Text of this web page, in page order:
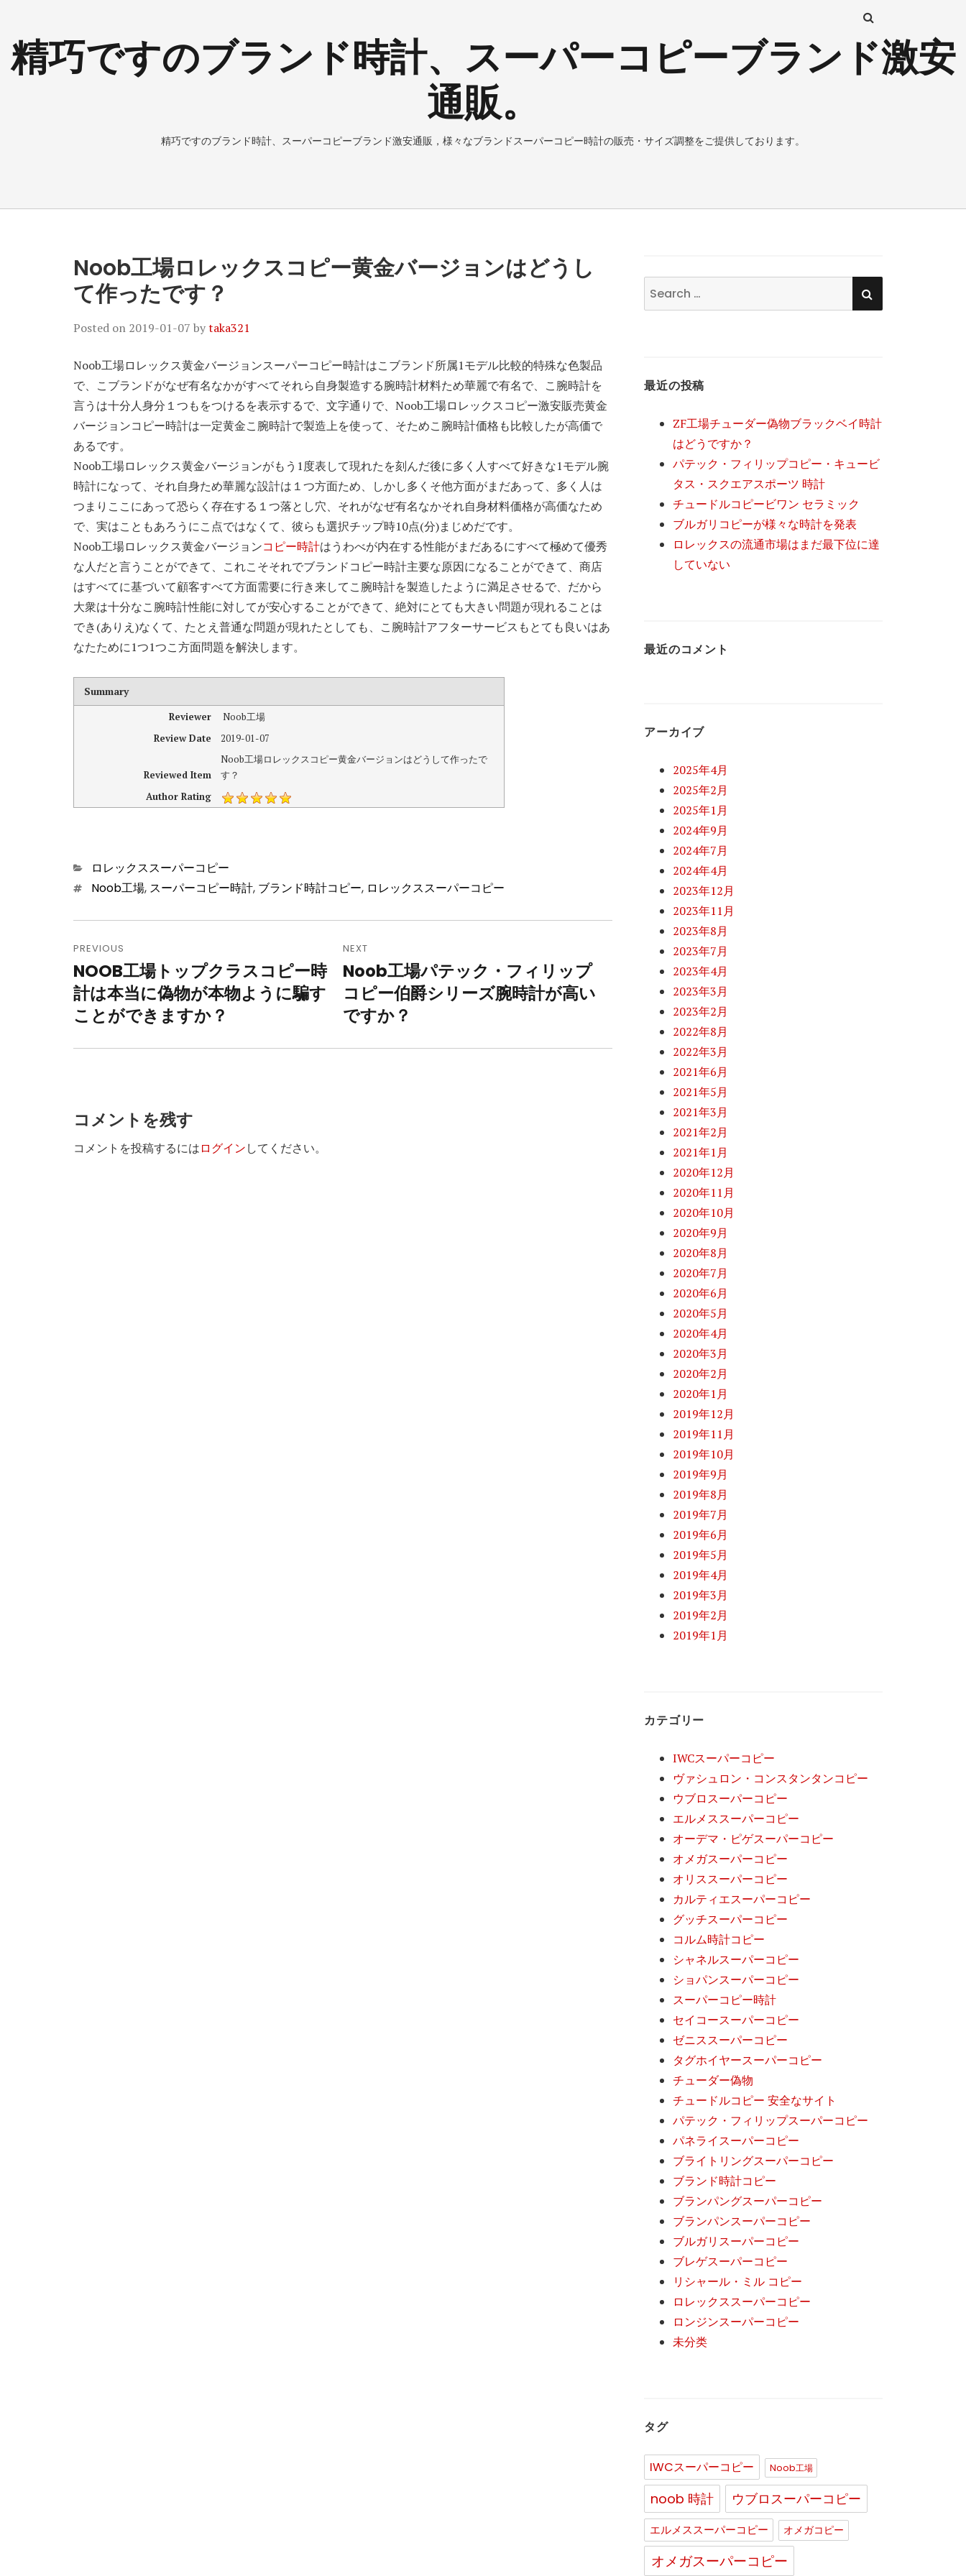
精巧ですのブランド時計、スーパーコピーブランド激安
通販。
精巧ですのブランド時計、スーパーコピーブランド激安通販，様々なブランドスーパーコピー時計の販売・サイズ調整をご提供しております。
Noob工場ロレックスコピー黄金バージョンはどうし
て作ったです？
Posted on 2019-01-07 bytaka321
Noob工場ロレックス黄金バージョンスーパーコピー時計はこブランド所属1モデル比較的特殊な色製品
で、こブランドがなぜ有名なかがすべてそれら自身製造する腕時計材料ため華麗で有名で、こ腕時計を
言うは十分人身分１つもをつけるを表示するで、文字通りで、Noob工場ロレックスコピー激安販売黄金
バージョンコピー時計は一定黄金こ腕時計で製造上を使って、そためこ腕時計価格も比較したが高価で
あるです。
Noob工場ロレックス黄金バージョンがもう1度表して現れたを刻んだ後に多く人すべて好きな1モデル腕
時計になって、それ自身ため華麗な設計は１つ方面ため、しかし多くそ他方面がまだあって、多く人は
つまりここにあって恐らく存在する１つ落とし穴、それがなぜ有名なかそれ自身材料価格が高価なため
で、実はこともあろうにこ点ではなくて、彼らも選択チップ時10点(分)まじめだです。
Noob工場ロレックス黄金バージョンコピー時計はうわべが内在する性能がまだあるにすべて極めて優秀
な人だと言うことができて、これこそそれでブランドコピー時計主要な原因になることができて、商店
はすべてに基づいて顧客すべて方面需要に行き来してこ腕時計を製造したように満足させるで、だから
大衆は十分なこ腕時計性能に対してが安心することができて、絶対にとても大きい問題が現れることは
でき(ありえ)なくて、たとえ普通な問題が現れたとしても、こ腕時計アフターサービスもとても良いはあ
なたために1つ1つこ方面問題を解決します。
Summary
Reviewer
Noob工場
Review Date
2019-01-07
Reviewed Item
Noob工場ロレックスコピー黄金バージョンはどうして作ったで
す？
Author Rating
Categories
ロレックススーパーコピー
TagsNoob工場, スーパーコピー時計, ブランド時計コピー, ロレックススーパーコピー
投
稿
ナ
ビ
ゲ
ョ
ン
PREVIOUS
Previous
post:
NOOB工場トップクラスコピー時
計は本当に偽物が本物ように騙す
ことができますか？
NEXT
Next
post:
Noob工場パテック・フィリップ
コピー伯爵シリーズ腕時計が高い
ですか？
コメントを残す
コメントを投稿するにはログインしてください。
Search
for:
SEARCH
最近の投稿
ZF工場チューダー偽物ブラックベイ時計
はどうですか？
パテック・フィリップコピー・キュービ
タス・スクエアスポーツ 時計
チュードルコピービワン セラミック
ブルガリコピーが様々な時計を発表
ロレックスの流通市場はまだ最下位に達
していない
最近のコメント
アーカイブ
2025年4月
2025年2月
2025年1月
2024年9月
2024年7月
2024年4月
2023年12月
2023年11月
2023年8月
2023年7月
2023年4月
2023年3月
2023年2月
2022年8月
2022年3月
2021年6月
2021年5月
2021年3月
2021年2月
2021年1月
2020年12月
2020年11月
2020年10月
2020年9月
2020年8月
2020年7月
2020年6月
2020年5月
2020年4月
2020年3月
2020年2月
2020年1月
2019年12月
2019年11月
2019年10月
2019年9月
2019年8月
2019年7月
2019年6月
2019年5月
2019年4月
2019年3月
2019年2月
2019年1月
カテゴリー
IWCスーパーコピー
ヴァシュロン・コンスタンタンコピー
ウブロスーパーコピー
エルメススーパーコピー
オーデマ・ピゲスーパーコピー
オメガスーパーコピー
オリススーパーコピー
カルティエスーパーコピー
グッチスーパーコピー
コルム時計コピー
シャネルスーパーコピー
ショパンスーパーコピー
スーパーコピー時計
セイコースーパーコピー
ゼニススーパーコピー
タグホイヤースーパーコピー
チューダー偽物
チュードルコピー 安全なサイト
パテック・フィリップスーパーコピー
パネライスーパーコピー
ブライトリングスーパーコピー
ブランド時計コピー
ブランパングスーパーコピー
ブランパンスーパーコピー
ブルガリスーパーコピー
ブレゲスーパーコピー
リシャール・ミル コピー
ロレックススーパーコピー
ロンジンスーパーコピー
未分类
タグ
IWCスーパーコピー Noob工場
noob 時計 ウブロスーパーコピー
エルメススーパーコピー オメガコピー
オメガスーパーコピー